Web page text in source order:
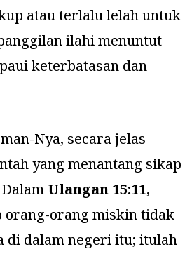
atau terlalu lelah untuk
ilahi menuntut
keterbatasan dan
Nya, secara jelas
yang menantang sikap
Ulangan 15:11,
orang-orang miskin tidak
di dalam negeri itu; itulah